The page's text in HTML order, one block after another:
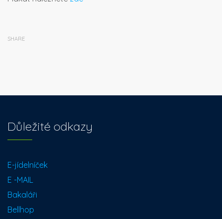
SHARE
Důležité odkazy
E-jídelníček
E -MAIL
Bakaláři
Bellhop